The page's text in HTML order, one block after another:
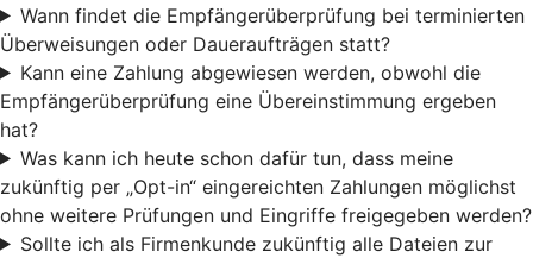
Wann findet die Empfängerüberprüfung bei terminierten
Überweisungen oder Daueraufträgen statt?
Kann eine Zahlung abgewiesen werden, obwohl die
Empfängerüberprüfung eine Übereinstimmung ergeben
hat?
Was kann ich heute schon dafür tun, dass meine
zukünftig per „Opt-in“ eingereichten Zahlungen möglichst
ohne weitere Prüfungen und Eingriffe freigegeben werden?
Sollte ich als Firmenkunde zukünftig alle Dateien zur